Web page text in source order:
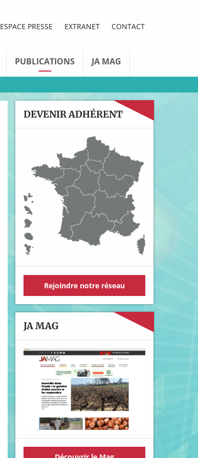
ESPACE PRESSE EXTRANET CONTACT
PUBLICATIONS JA MAG
DEVENIR ADHÉRENT
Rejoindre notre réseau
JA MAG